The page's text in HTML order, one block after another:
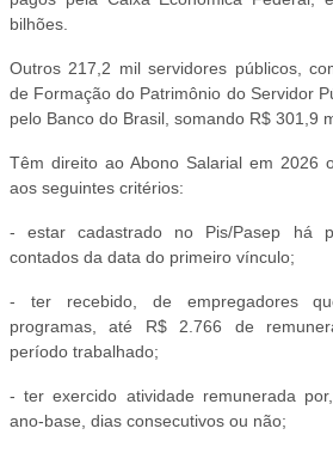
bilhões.
Outros 217,2 mil servidores públicos,
de Formação do Patrimônio do Servidor
pelo Banco do Brasil, somando R$ 301,9
Têm direito ao Abono Salarial em 2026
aos seguintes critérios:
- estar cadastrado no Pis/Pasep há
contados da data do primeiro vínculo;
- ter recebido, de empregadores
programas, até R$ 2.766 de
período trabalhado;
- ter exercido atividade remunerada
ano-base, dias consecutivos ou não;